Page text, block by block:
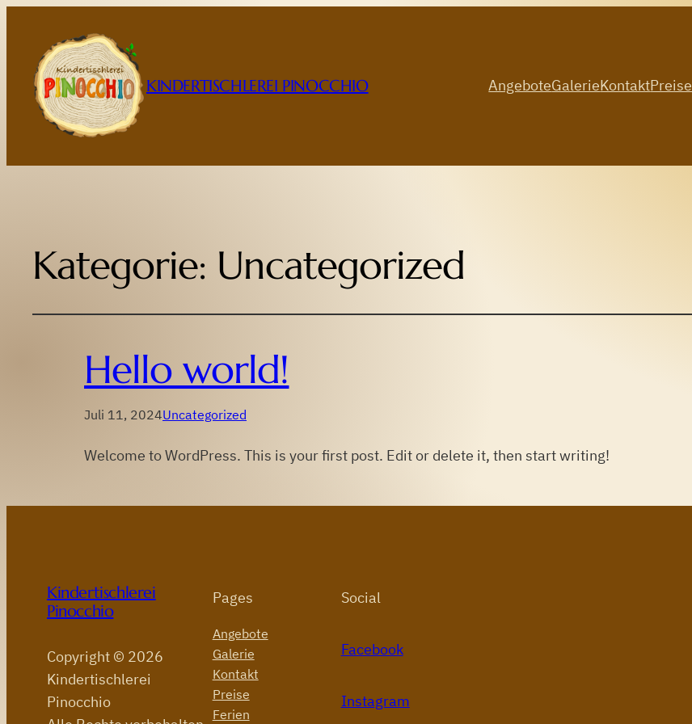
KINDERTISCHLEREI PINOCCHIO AngeboteGalerieKontaktPreise
Kategorie: Uncategorized
Hello world!
Juli 11, 2024Uncategorized
Welcome to WordPress. This is your first post. Edit or delete it, then start writing!
Kindertischlerei
Pinocchio
Copyright © 2026
Kindertischlerei
Pinocchio
Pages
Angebote
Galerie
Kontakt
Preise
Ferien
Social
Facebook
Instagram